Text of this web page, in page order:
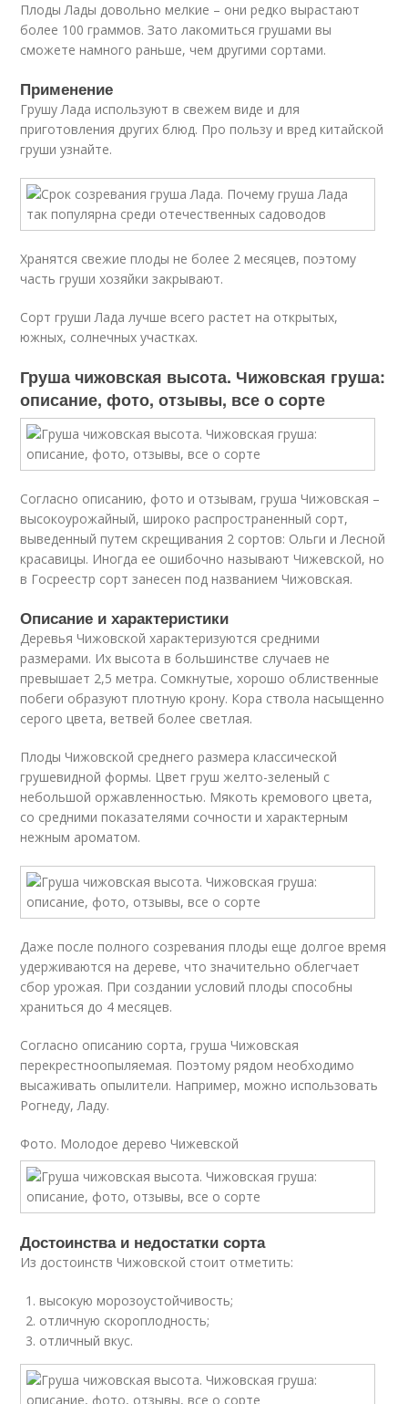
Плоды Лады довольно мелкие – они редко вырастают
более 100 граммов. Зато лакомиться грушами вы
сможете намного раньше, чем другими сортами.
Применение
Грушу Лада используют в свежем виде и для
приготовления других блюд. Про пользу и вред китайской
груши узнайте.
Хранятся свежие плоды не более 2 месяцев, поэтому
часть груши хозяйки закрывают.
Сорт груши Лада лучше всего растет на открытых,
южных, солнечных участках.
Груша чижовская высота. Чижовская груша:
описание, фото, отзывы, все о сорте
Согласно описанию, фото и отзывам, груша Чижовская –
высокоурожайный, широко распространенный сорт,
выведенный путем скрещивания 2 сортов: Ольги и Лесной
красавицы. Иногда ее ошибочно называют Чижевской, но
в Госреестр сорт занесен под названием Чижовская.
Описание и характеристики
Деревья Чижовской характеризуются средними
размерами. Их высота в большинстве случаев не
превышает 2,5 метра. Сомкнутые, хорошо облиственные
побеги образуют плотную крону. Кора ствола насыщенно
серого цвета, ветвей более светлая.
Плоды Чижовской среднего размера классической
грушевидной формы. Цвет груш желто-зеленый с
небольшой оржавленностью. Мякоть кремового цвета,
со средними показателями сочности и характерным
нежным ароматом.
Даже после полного созревания плоды еще долгое время
удерживаются на дереве, что значительно облегчает
сбор урожая. При создании условий плоды способны
храниться до 4 месяцев.
Согласно описанию сорта, груша Чижовская
перекрестноопыляемая. Поэтому рядом необходимо
высаживать опылители. Например, можно использовать
Рогнеду, Ладу.
Фото. Молодое дерево Чижевской
Достоинства и недостатки сорта
Из достоинств Чижовской стоит отметить:
высокую морозоустойчивость;
отличную скороплодность;
отличный вкус.